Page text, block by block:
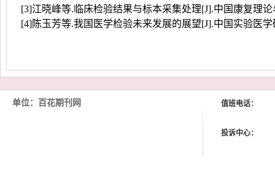
[3]江晓峰等.临床检验结果与标本采集处理[J].中国康复理论
[4]陈玉芳等.我国医学检验未来发展的展望[J].中国实验医学
单位：百花期刊网 值班电话：
投诉中心：